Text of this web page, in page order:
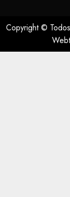
Copyright ©